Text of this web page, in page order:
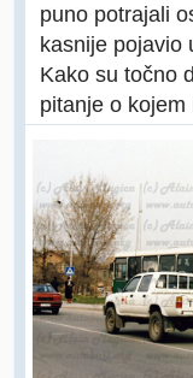
puno potrajali
kasnije pojavio
Kako su točno
pitanje o